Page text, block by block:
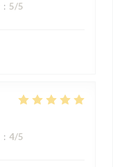
: 5/5
: 4/5